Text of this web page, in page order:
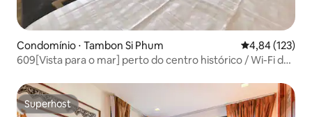
Condomínio ⋅ Tambon Si Phum 4,84 de uma
4,84 (123)
609[Vista para o mar] perto do centro histórico / Wi-Fi de
Superhost
Superhost